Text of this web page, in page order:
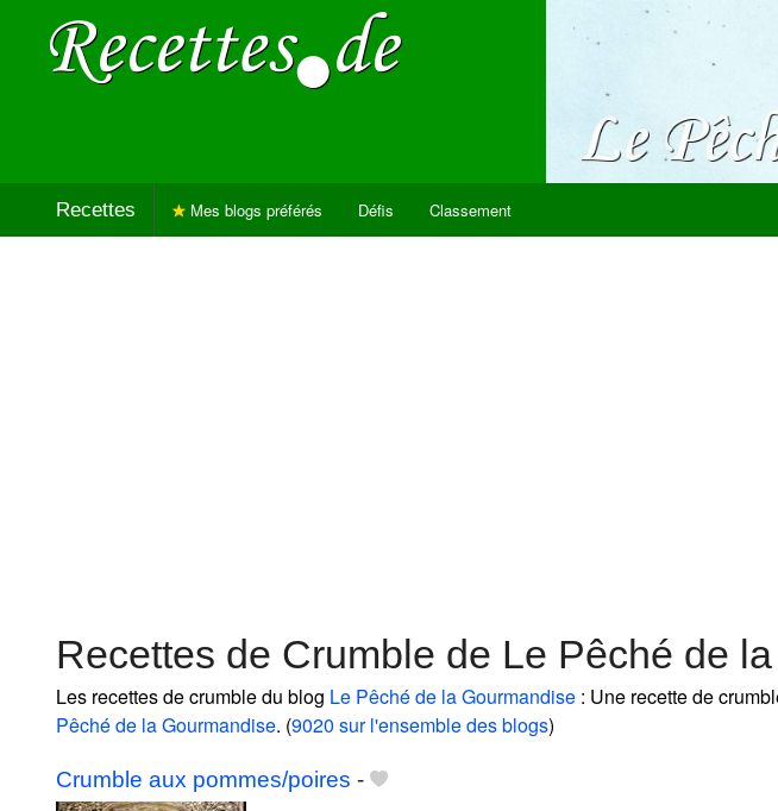
Recettes Mes blogs préférés Défis Classement
Recettes de Crumble de Le Pêché de
Les recettes de crumble du blog Le Pêché de la Gourmandise : Une recette de
Pêché de la Gourmandise. (9020 sur l'ensemble des blogs)
Crumble aux pommes/poires -